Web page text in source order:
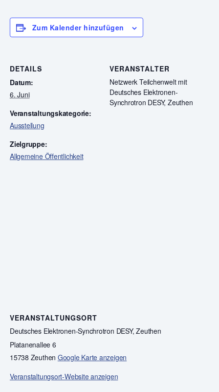
Zum Kalender hinzufügen
DETAILS
Datum:
6. Juni
Veranstaltungskategorie:
Ausstellung
Zielgruppe:
Allgemeine Öffentlichkeit
VERANSTALTER
Netzwerk Teilchenwelt mit
Deutsches Elektronen-
Synchrotron DESY, Zeuthen
VERANSTALTUNGSORT
Deutsches Elektronen-Synchrotron DESY, Zeuthen
Platanenallee 6
15738 Zeuthen Google Karte anzeigen
Veranstaltungsort-Website anzeigen